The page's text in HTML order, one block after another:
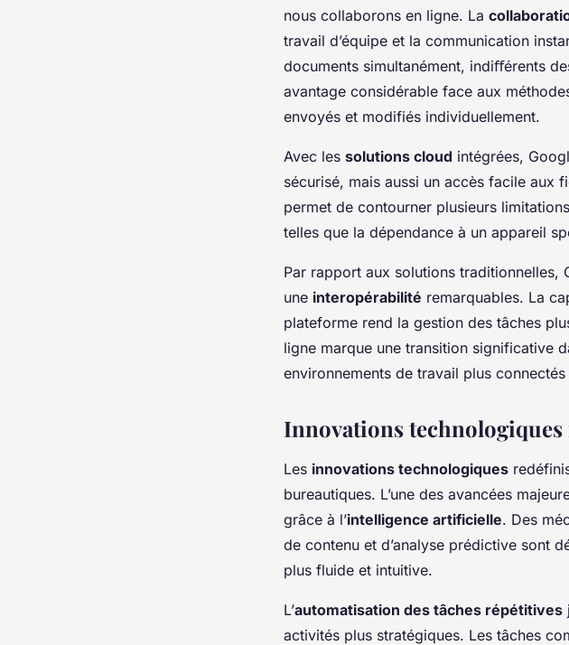
nous collaborons en ligne. La
travail d’équipe et la communication
documents simultanément, indiﬀérents
avantage considérable face aux
envoyés et modifiés individuellement.
Avec les solutions cloud intégrées,
sécurisé, mais aussi un accès facile aux
permet de contourner plusieurs
telles que la dépendance à un appareil
Par rapport aux solutions traditionnelles,
une interopérabilité remarquables. La
plateforme rend la gestion des tâches
ligne marque une transition significative
environnements de travail plus
Innovations
Les innovations technologiques
bureautiques. L’une des avancées
grâce à l’intelligence artificielle. Des
de contenu et d’analyse prédictive sont
plus fluide et intuitive.
L’automatisation des tâches répétitives
activités plus stratégiques. Les tâches